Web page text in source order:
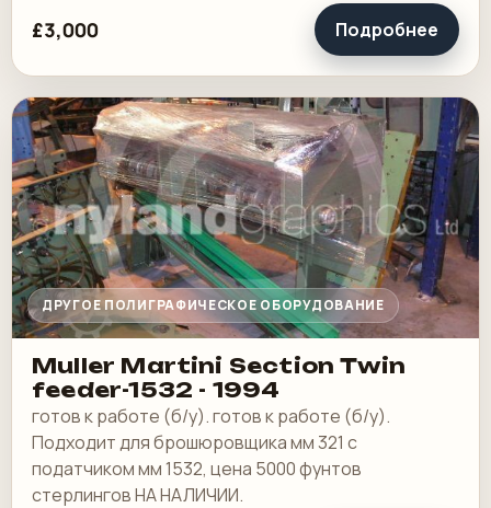
£3,000 Подробнее
ДРУГОЕ ПОЛИГРАФИЧЕСКОЕ ОБОРУДОВАНИЕ
Muller Martini Section Twin
feeder-1532 - 1994
готов к работе (б/у). готов к работе (б/у).
Подходит для брошюровщика мм 321 с
податчиком мм 1532, цена 5000 фунтов
стерлингов НА НАЛИЧИИ.